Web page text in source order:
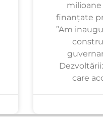
finanțate
”Am
care